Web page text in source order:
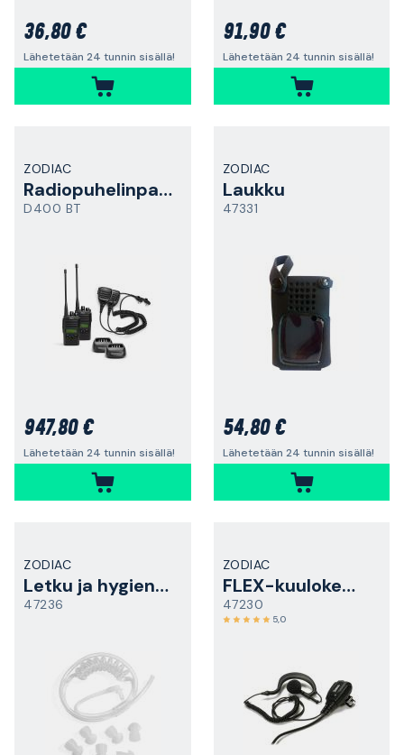
36,80 €
Lähetetään 24 tunnin sisällä!
91,90 €
Lähetetään 24 tunnin sisällä!
ZODIAC
Radiopuhelinpaketti
D400 BT
947,80 €
Lähetetään 24 tunnin sisällä!
ZODIAC
Laukku
47331
54,80 €
Lähetetään 24 tunnin sisällä!
ZODIAC
Letku ja hygieniasarja
47236
ZODIAC
FLEX-kuulokemikrofoni
47230
5,0